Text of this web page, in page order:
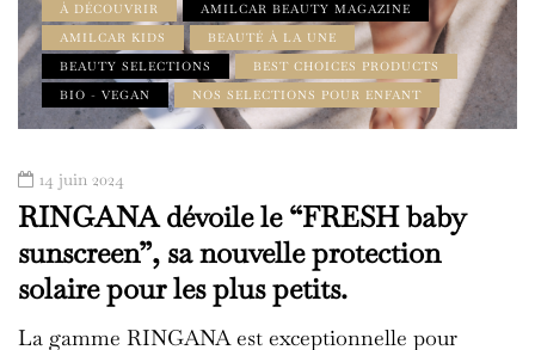
À DÉCOUVRIR
AMILCAR BEAUTY MAGAZINE
AMILCAR KIDS
BEAUTÉ À LA UNE
BEAUTY SELECTIONS
BEST CHOICES PRODUCTS
BIO - VEGAN
NOS SELECTIONS POUR ENFANT
14 juin 2024
RINGANA dévoile le “FRESH baby
sunscreen”, sa nouvelle protection
solaire pour les plus petits.
La gamme RINGANA est exceptionnelle pour